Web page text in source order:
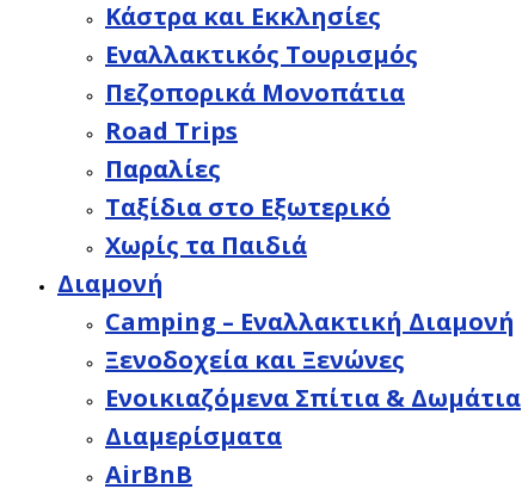
Κάστρα και Εκκλησίες
Εναλλακτικός Τουρισμός
Πεζοπορικά Μονοπάτια
Road Trips
Παραλίες
Ταξίδια στο Εξωτερικό
Χωρίς τα Παιδιά
Διαμονή
Camping – Εναλλακτική Διαμονή
Ξενοδοχεία και Ξενώνες
Ενοικιαζόμενα Σπίτια & Δωμάτια
Διαμερίσματα
AirBnB